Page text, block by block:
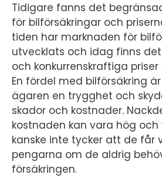
Tidigare fanns det
för bilförsäkringar och
tiden har marknaden för
utvecklats och idag finns
och konkurrenskraftiga
En fördel med bilförsäkring
ägaren en trygghet och
skador och kostnader.
kostnaden kan vara hög och
kanske inte tycker att de får
pengarna om de aldrig
försäkringen.